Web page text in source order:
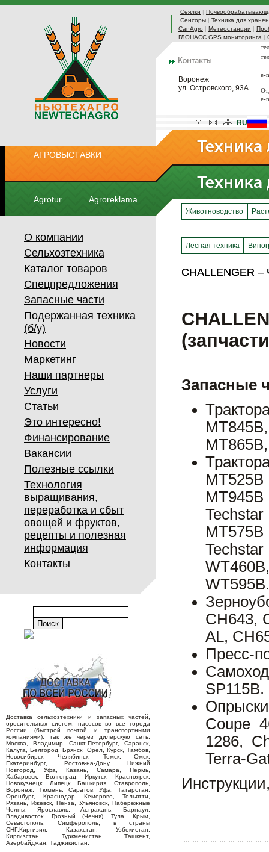
Сеялки |
Сенсоры | Техника для
CanAgro | Метеостанции |
ГЛОНАСС GPS мониторинга |
Воронеж
ул. Островского, 93А
e-
e-
АГРОВЫСТАВКИ
Agrotur Agroreklama
RU
О компании
Сельхозтехника
Каталог товаров
Спецпредложения
Запасные части
Подержанная техника
(б/у)
Новости
Маркетинг
Наши партнеры
Услуги
Статьи
Это интересно!
Финансирование
Вакансии
Полезные ссылки
Технология
выращивания,
переработка и сбыт
овощей и фруктов,
рецепты и полезная
информация
Контакты
Доставка сельхозтехники и запасных частей,
оросительных систем, насосов во все города
России (быстрой почтой и транспортными
компаниями), так же через дилерскую сеть:
Москва, Владимир, Санкт-Петербург, Саранск,
Калуга, Белгород, Брянск, Орел, Курск, Тамбов,
Новосибирск, Челябинск, Томск, Омск,
Екатеринбург, Ростов-на-Дону, Нижний
Новгород, Уфа, Казань, Самара, Пермь,
Хабаровск, Волгоград, Иркутск, Красноярск,
Новокузнецк, Липецк, Башкирия, Ставрополь,
Воронеж, Тюмень, Саратов, Уфа, Татарстан,
Оренбург, Краснодар, Кемерово, Тольятти,
Рязань, Ижевск, Пенза, Ульяновск, Набережные
Челны, Ярославль, Астрахань, Барнаул,
Владивосток, Грозный (Чечня), Тула, Крым,
Севастополь, Симферополь, в страны
СНГ:Киргизия, Казахстан, Узбекистан,
Киргизстан, Туркменистан, Ташкент,
Азербайджан, Таджикистан.
Животноводство
Лесная техника
CHALLENGER –
CHALLENGER –
Запасные
MT945B
WT595B.
CH643,
AL,
Пресс-
SP115B.
Coupe
1286,
Terra-